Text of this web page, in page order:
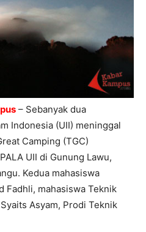
– Sebanyak dua
Indonesia (UII) meninggal
Camping (TGC)
UII di Gunung Lawu,
Kedua mahasiswa
Fadhli, mahasiswa Teknik
Asyam, Prodi Teknik